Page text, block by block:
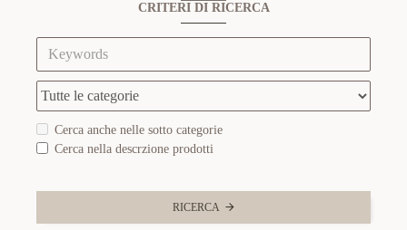
CRITERI DI RICERCA
Cerca anche nelle sotto categorie
Cerca nella descrzione prodotti
RICERCA